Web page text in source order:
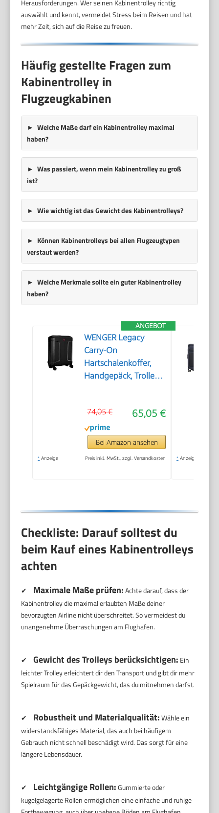
Herausforderungen. Wer seinen Kabinentrolley richtig
auswählt und kennt, vermeidet Stress beim Reisen und hat
mehr Zeit, sich auf die Reise zu freuen.
Häufig gestellte Fragen zum
Kabinentrolley in
Flugzeugkabinen
Welche Maße darf ein Kabinentrolley maximal
haben?
Was passiert, wenn mein Kabinentrolley zu groß
ist?
Wie wichtig ist das Gewicht des Kabinentrolleys?
Können Kabinentrolleys bei allen Flugzeugtypen
verstaut werden?
Welche Merkmale sollte ein guter Kabinentrolley
haben?
ANGEBOT
WENGER Legacy
Carry-On
Hartschalenkoffer,
Handgepäck, Trolley,
Reisen Urlaub,
Schwarz, 610865
65,05 €
74,05 €
Bei Amazon ansehen
* Anzeige Preis inkl. MwSt., zzgl. Versandkosten * Anzeige
Checkliste: Darauf solltest du
beim Kauf eines Kabinentrolleys
achten
✔ Maximale Maße prüfen:Achte darauf, dass der
Kabinentrolley die maximal erlaubten Maße deiner
bevorzugten Airline nicht überschreitet. So vermeidest du
unangenehme Überraschungen am Flughafen.
✔ Gewicht des Trolleys berücksichtigen: Ein
leichter Trolley erleichtert dir den Transport und gibt dir mehr
Spielraum für das Gepäckgewicht, das du mitnehmen darfst.
✔ Robustheit und Materialqualität:Wähle ein
widerstandsfähiges Material, das auch bei häufigem
Gebrauch nicht schnell beschädigt wird. Das sorgt für eine
längere Lebensdauer.
✔ Leichtgängige Rollen:Gummierte oder
kugelgelagerte Rollen ermöglichen eine einfache und ruhige